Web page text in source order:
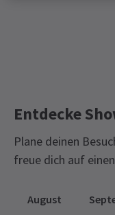
Entdecke
Plane deinen
freue dich auf
August